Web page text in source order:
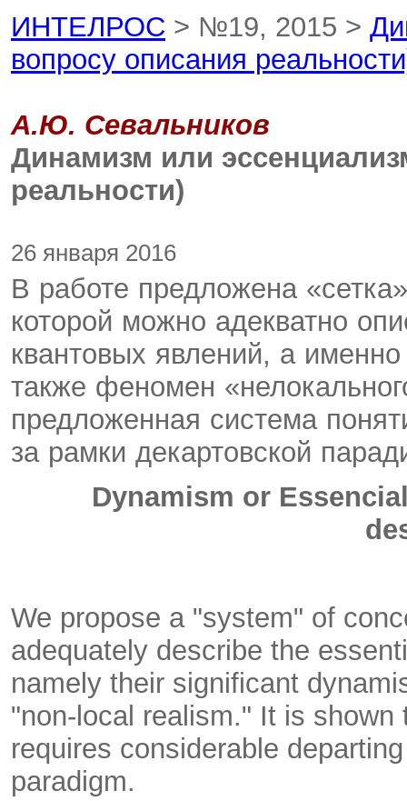
ИНТЕЛРОС > №19, 2015 >
вопросу описания
А.Ю. Севальников
Динамизм или
реальности)
26 января 2016
В работе предложена
которой можно адекватно
квантовых явлений, а
также феномен
предложенная система
за рамки декартовской
Dynamism or
We propose a "system" of
adequately describe the
namely their significant
"non-local realism." It is
requires considerable
paradigm.